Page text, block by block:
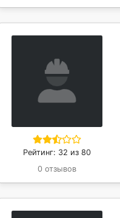
Рейтинг: 32 из 80
0 отзывов